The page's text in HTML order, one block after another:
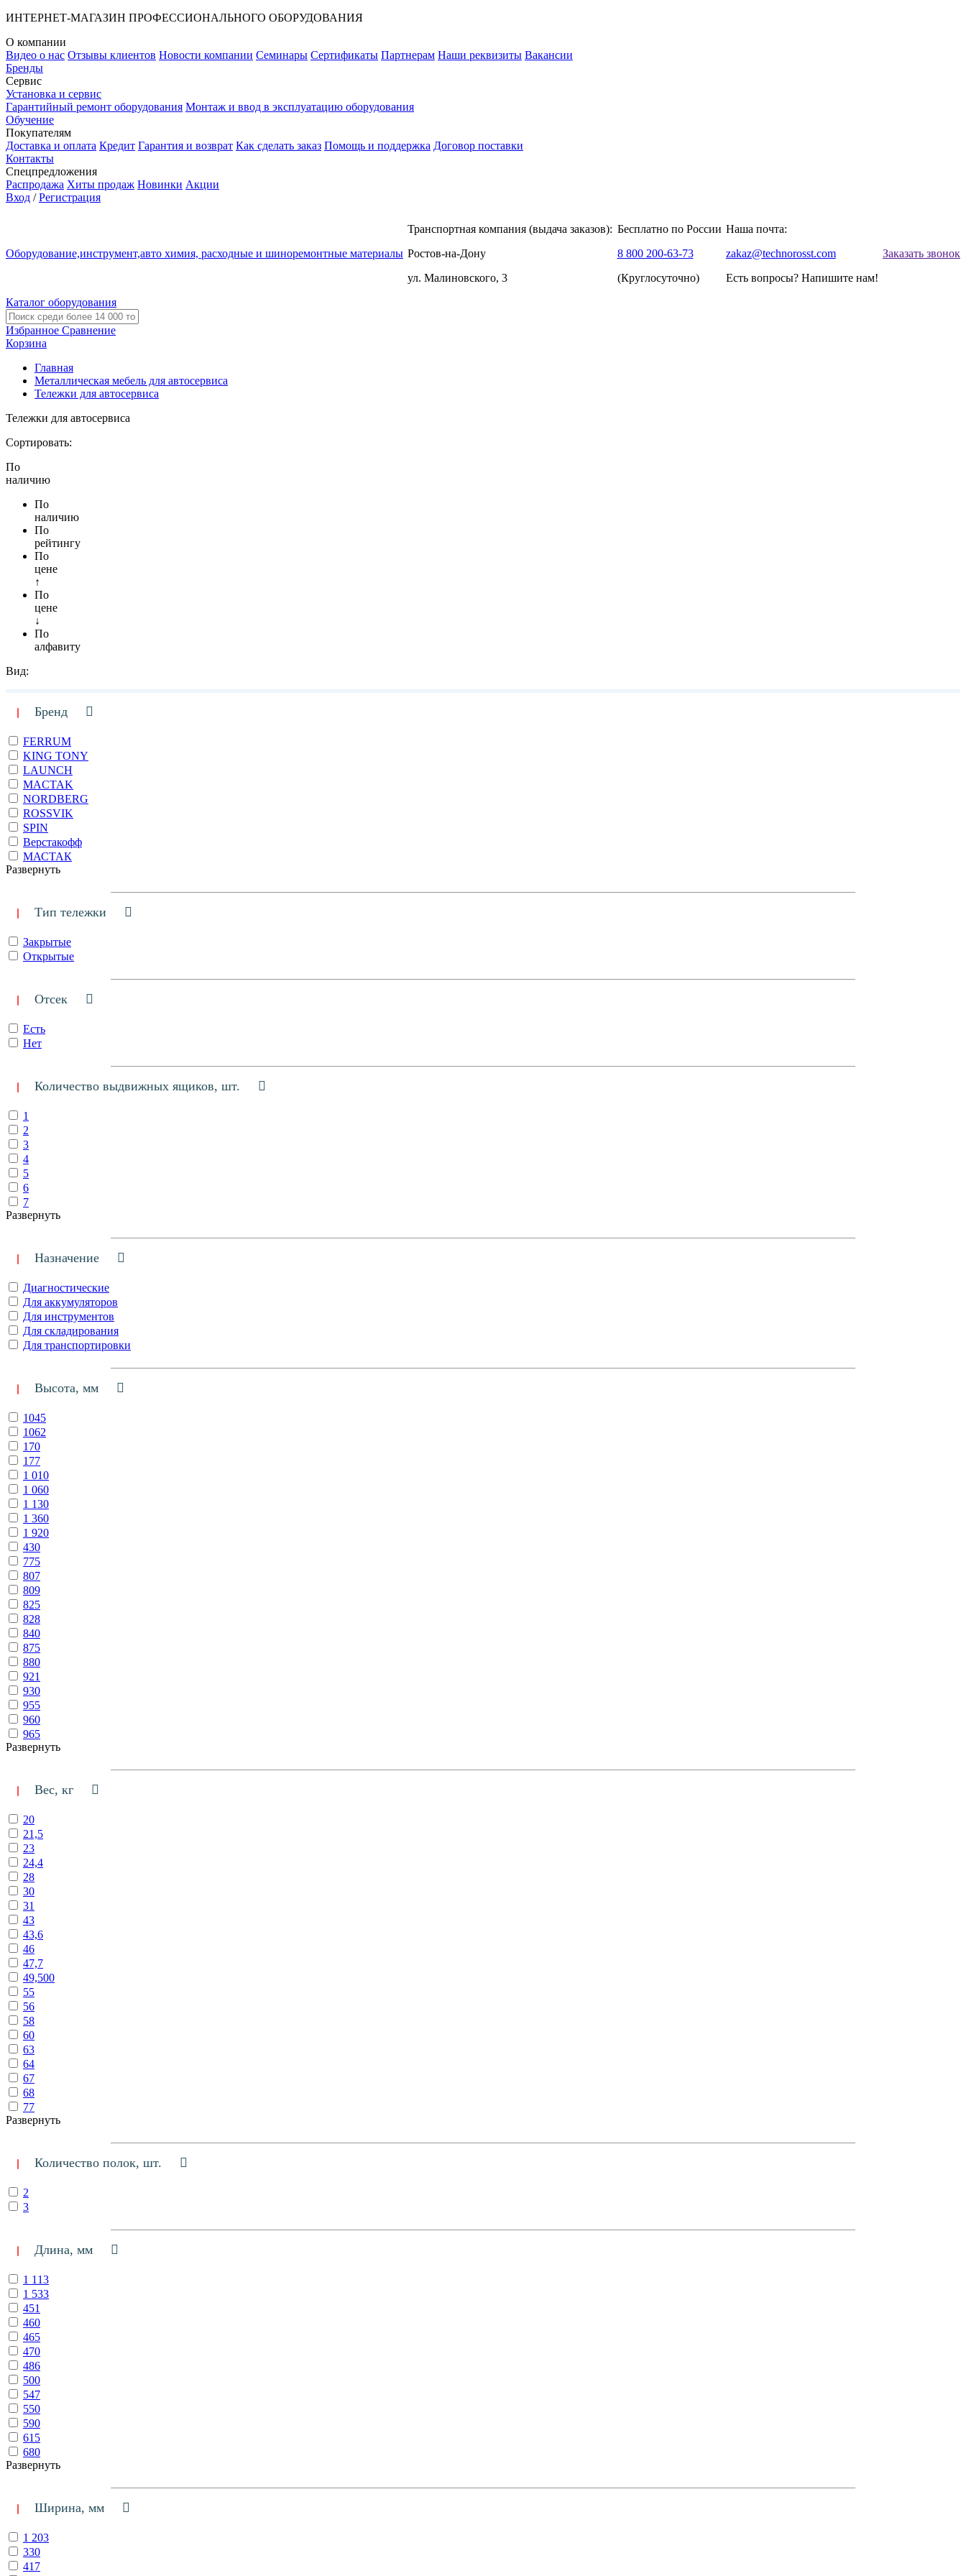
ИНТЕРНЕТ-МАГАЗИН ПРОФЕССИОНАЛЬНОГО ОБОРУДОВАНИЯ
О компании
Видео о нас Отзывы клиентов Новости компании Семинары Сертификаты Партнерам Наши реквизиты Вакансии
Бренды
Сервис
Установка и сервис
Гарантийный ремонт оборудования Монтаж и ввод в эксплуатацию оборудования
Обучение
Покупателям
Доставка и оплата Кредит Гарантия и возврат Как сделать заказ Помощь и поддержка Договор поставки
Контакты
Спецпредложения
Распродажа Хиты продаж Новинки Акции
Вход /Регистрация
Оборудование,инструмент,авто химия, расходные и шиноремонтные материалы
Транспортная компания (выдача заказов):
Ростов-на-Дону
ул. Малиновского, 3
Бесплатно по России
8 800 200-63-73
(Круглосуточно)
Наша почта:
zakaz@technorosst.com
Есть вопросы? Напишите нам!
Заказать звонок
Каталог оборудования
Избранное Сравнение
Корзина
Главная
Металлическая мебель для автосервиса
Тележки для автосервиса
Тележки для автосервиса
Сортировать:
По
наличию
По
наличию
По
рейтингу
По
цене
↑
По
цене
↓
По
алфавиту
Вид:
Бренд
FERRUM
KING TONY
LAUNCH
MACTAK
NORDBERG
ROSSVIK
SPIN
Верстакофф
МАСТАК
Развернуть
Тип тележки
Закрытые
Открытые
Отсек
Есть
Нет
Количество выдвижных ящиков, шт.
1
2
3
4
5
6
7
Развернуть
Назначение
Диагностические
Для аккумуляторов
Для инструментов
Для складирования
Для транспортировки
Высота, мм
1045
1062
170
177
1 010
1 060
1 130
1 360
1 920
430
775
807
809
825
828
840
875
880
921
930
955
960
965
Развернуть
Вес, кг
20
21,5
23
24,4
28
30
31
43
43,6
46
47,7
49,500
55
56
58
60
63
64
67
68
77
Развернуть
Количество полок, шт.
2
3
Длина, мм
1 113
1 533
451
460
465
470
486
500
547
550
590
615
680
Развернуть
Ширина, мм
1 203
330
417